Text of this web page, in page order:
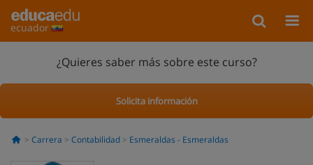
ecuador
¿Quieres saber más sobre este curso?
Solicita información
Carrera Contabilidad Esmeraldas - Esmeraldas